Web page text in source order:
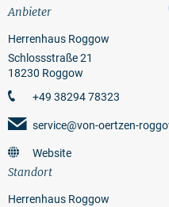
Anbieter
Herrenhaus Roggow
Schlossstraße 21
18230 Roggow
+49 38294 78323
service@von-oertzen-
Website
Standort
Herrenhaus Roggow